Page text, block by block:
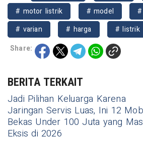
# motor listrik
# model
# varian
# harga # listrik
Share:
BERITA TERKAIT
Jadi Pilihan Keluarga Karena
Jaringan Servis Luas, Ini 12
Bekas Under 100 Juta yang
Eksis di 2026